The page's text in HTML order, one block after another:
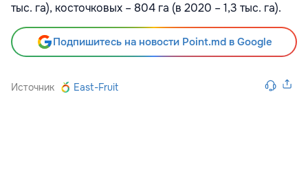
тыс. га), косточковых – 804 га (в 2020 – 1,3 тыс. га).
Подпишитесь на новости Point.md в Google
Источник East-Fruit